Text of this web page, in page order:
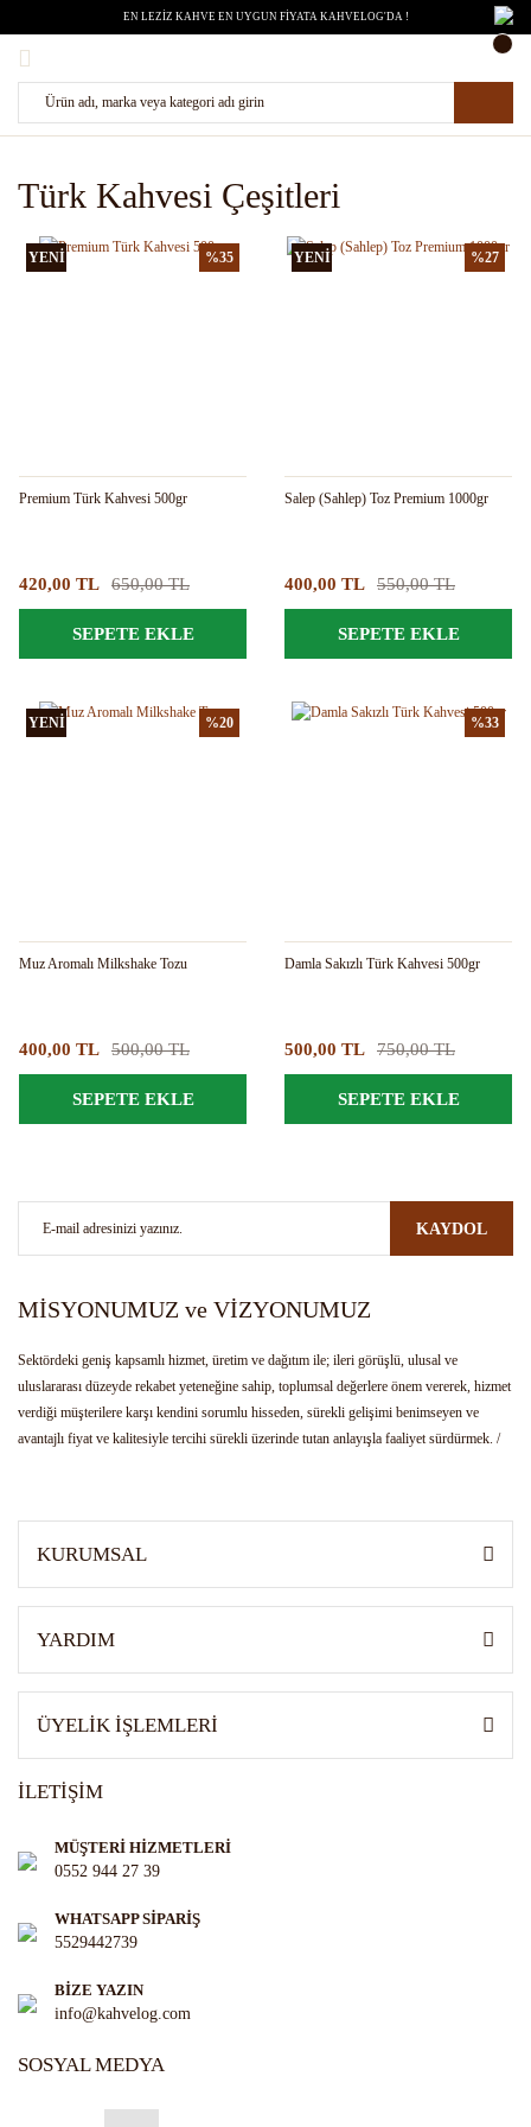
EN LEZİZ KAHVE EN UYGUN FİYATA KAHVELOG'DA !
Türk Kahvesi Çeşitleri
YENİ %35
Premium Türk Kahvesi 500gr
420,00 TL 650,00 TL
SEPETE EKLE
YENİ %27
Salep (Sahlep) Toz Premium 1000gr
400,00 TL 550,00 TL
SEPETE EKLE
YENİ %20
Muz Aromalı Milkshake Tozu
400,00 TL 500,00 TL
SEPETE EKLE
%33
Damla Sakızlı Türk Kahvesi 500gr
500,00 TL 750,00 TL
SEPETE EKLE
KAYDOL
MİSYONUMUZ ve VİZYONUMUZ
Sektördeki geniş kapsamlı hizmet, üretim ve dağıtım ile; ileri görüşlü, ulusal ve
uluslararası düzeyde rekabet yeteneğine sahip, toplumsal değerlere önem vererek, hizmet
verdiği müşterilere karşı kendini sorumlu hisseden, sürekli gelişimi benimseyen ve
avantajlı fiyat ve kalitesiyle tercihi sürekli üzerinde tutan anlayışla faaliyet sürdürmek. /
kurum olarak tanınmak.
KURUMSAL
YARDIM
ÜYELİK İŞLEMLERİ
İLETİŞİM
MÜŞTERİ HİZMETLERİ
0552 944 27 39
WHATSAPP SİPARİŞ
5529442739
BİZE YAZIN
info@kahvelog.com
SOSYAL MEDYA